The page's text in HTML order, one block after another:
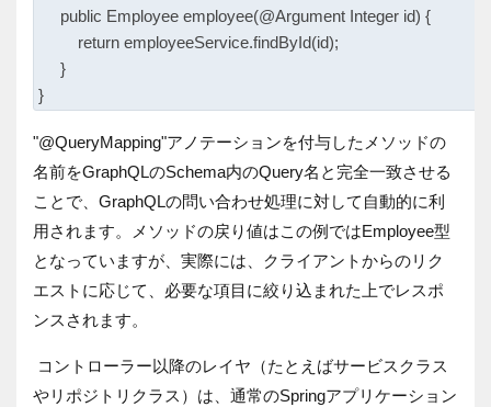
     public Employee employee(@Argument Integer id) {
         return employeeService.findById(id);
     }
}
"@QueryMapping"アノテーションを付与したメソッドの
名前をGraphQLのSchema内のQuery名と完全一致させる
ことで、GraphQLの問い合わせ処理に対して自動的に利
用されます。メソッドの戻り値はこの例ではEmployee型
となっていますが、実際には、クライアントからのリク
エストに応じて、必要な項目に絞り込まれた上でレスポ
ンスされます。
コントローラー以降のレイヤ（たとえばサービスクラス
やリポジトリクラス）は、通常のSpringアプリケーション